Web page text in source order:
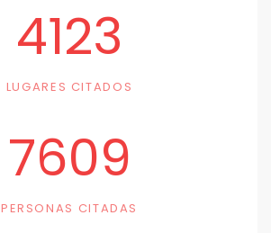
4123
LUGARES CITADOS
7609
PERSONAS CITADAS